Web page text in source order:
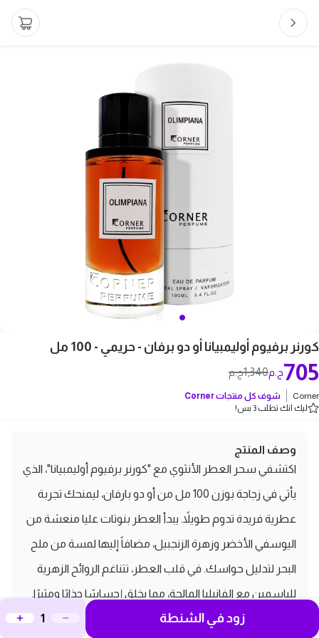
كورنر برفيوم أوليمبيانا أو دو برفان - حريمي - 100 مل
1,340ج.م 705ج.م
Corner شوف كل منتجاتCorner
ليك انك تطلب 3 بس!
وصف المنتج
اكتشفي سحر العطر الأنثوي مع "كورنر برفيوم أوليمبيانا"، الذي
يأتي في زجاجة بوزن 100 مل من أو دو بارفان، ليمنحك تجربة
عطرية فريدة تدوم طويلاً. يبدأ العطر بنوتات عليا منعشة من
اليوسفي الأخضر وزهرة الزنجبيل، مضافاً إليها لمسة من ملح
البحر لتدليل حواسك. في قلب العطر، تتناغم الروائح الزهرية
للياسمين مع الفانيليا المالحة، مما يخلق إحساسًا جذابًا ومثيرًا.
أما في القاعدة، فتتجلى روائح العنبر، خشب الكشمير، وخشب
زود في الشنطة